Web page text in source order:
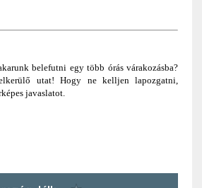
belefutni egy több órás várakozásba?
utat! Hogy ne kelljen lapozgatni,
javaslatot.